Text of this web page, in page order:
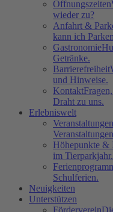
Öffnungszeiten
wieder zu?
Anfahrt &
kann ich
Gastronomie
Getränke.
Barrierefreiheit
und Hinweise.
Kontakt
Draht zu uns.
Erlebniswelt
Veranstaltungen
Höhepunkte &
im Tierparkjahr.
Schulferien.
Neuigkeiten
Unterstützen
Förderverein